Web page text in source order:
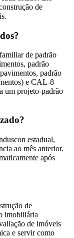
de
de padrão
padrão
padrão
e CAL-8
um projeto-padrão
estadual,
ao mês anterior.
após
de
imobiliária
de imóveis
e servir como